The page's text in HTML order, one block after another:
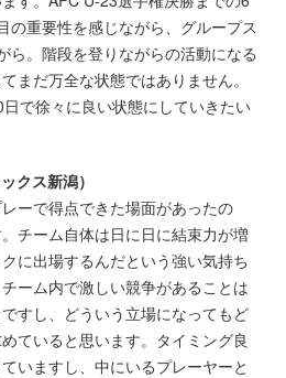
の重要性を感じながら、グループス
ら。階段を登りながらの活動になる
まだ万全な状態ではありません。
で徐々に良い状態にしていきたい
クス新潟）
ーで得点できた場面があったの
チーム自体は日に日に結束力が増
に出場するんだという強い気持ち
ーム内で激しい競争があることは
すし、どういう立場になってもど
ていると思います。タイミング良
いますし、中にいるプレーヤーと